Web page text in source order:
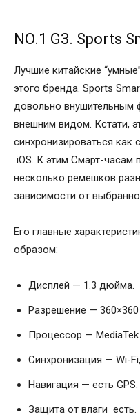
NO.1 G3. Sports
Лучшие китайские
этого бренда. Sports
довольно внушительным
внешним видом. Кстати,
синхронизироваться как
iOS. К этим Смарт-часам
несколько ремешков
зависимости от
Его главные
образом:
Дисплей — 1.3 дюйма.
Разрешение — 360×360
Процессор — MediaTek
Синхронизация — Wi-
Навигация — есть GPS.
Защита от влаги есть.